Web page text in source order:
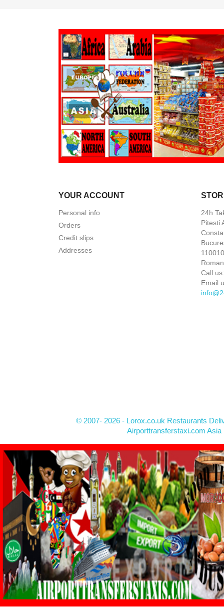
YOUR ACCOUNT
Personal info
Orders
Credit slips
Addresses
24h
Pitesti
Call
Email
© 2007- 2026 - Lorox.co.uk Restaurants
Airporttransferstaxi.com Asia